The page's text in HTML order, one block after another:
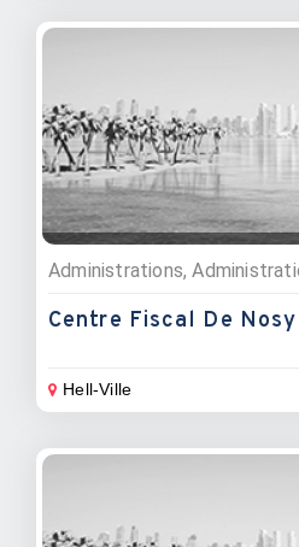
Administrations,
Centre Fiscal De Nosy
Hell-Ville